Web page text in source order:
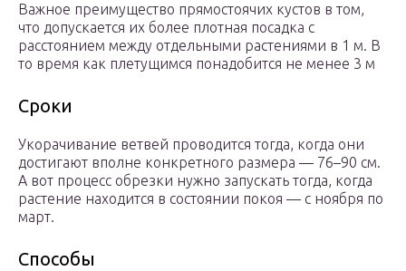
Важное преимущество прямостоячих кустов в том,
что допускается их более плотная посадка с
расстоянием между отдельными растениями в 1 м. В
то время как плетущимся понадобится не менее 3 м
Сроки
Укорачивание ветвей проводится тогда, когда они
достигают вполне конкретного размера — 76–90 см.
А вот процесс обрезки нужно запускать тогда, когда
растение находится в состоянии покоя — с ноября по
март.
Способы